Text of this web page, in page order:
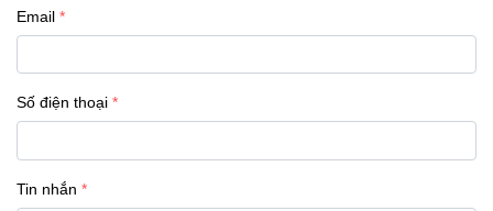
Email
Số điện thoại
Tin nhắn